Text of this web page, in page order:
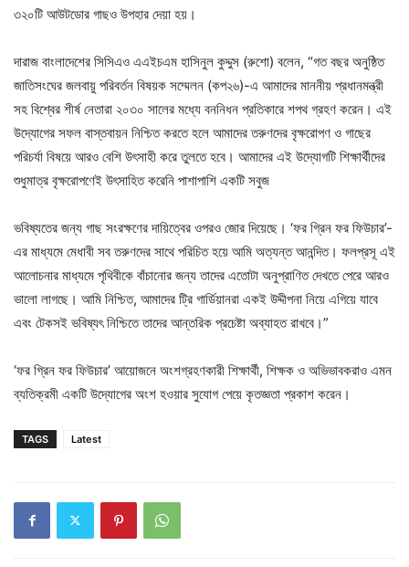
৩২০টি আউটডোর গাছও উপহার দেয়া হয়।
দারাজ বাংলাদেশের সিসিএও এএইচএম হাসিনুল কুদ্দুস (রুশো) বলেন, “গত বছর অনুষ্ঠিত
জাতিসংঘের জলবায়ু পরিবর্তন বিষয়ক সম্মেলন (কপ২৬)-এ আমাদের মাননীয় প্রধানমন্ত্রী
সহ বিশ্বের শীর্ষ নেতারা ২০৩০ সালের মধ্যে বননিধন প্রতিকারে শপথ গ্রহণ করেন। এই
উদ্যোগের সফল বাস্তবায়ন নিশ্চিত করতে হলে আমাদের তরুণদের বৃক্ষরোপণ ও গাছের
পরিচর্যা বিষয়ে আরও বেশি উৎসাহী করে তুলতে হবে। আমাদের এই উদ্যোগটি শিক্ষার্থীদের
শুধুমাত্র বৃক্ষরোপণেই উৎসাহিত করেনি পাশাপাশি একটি সবুজ
ভবিষ্যতের জন্য গাছ সংরক্ষণের দায়িত্বের ওপরও জোর দিয়েছে। ‘ফর গ্রিন ফর ফিউচার’-
এর মাধ্যমে মেধাবী সব তরুণদের সাথে পরিচিত হয়ে আমি অত্যন্ত আনন্দিত। ফলপ্রসূ এই
আলোচনার মাধ্যমে পৃথিবীকে বাঁচানোর জন্য তাদের এতোটা অনুপ্রাণিত দেখতে পেরে আরও
ভালো লাগছে। আমি নিশ্চিত, আমাদের ট্রি গার্ডিয়ানরা একই উদ্দীপনা নিয়ে এগিয়ে যাবে
এবং টেকসই ভবিষ্যৎ নিশ্চিতে তাদের আন্তরিক প্রচেষ্টা অব্যাহত রাখবে।”
‘ফর গ্রিন ফর ফিউচার’ আয়োজনে অংশগ্রহণকারী শিক্ষার্থী, শিক্ষক ও অভিভাবকরাও এমন
ব্যতিক্রমী একটি উদ্যোগের অংশ হওয়ার সুযোগ পেয়ে কৃতজ্ঞতা প্রকাশ করেন।
TAGS Latest